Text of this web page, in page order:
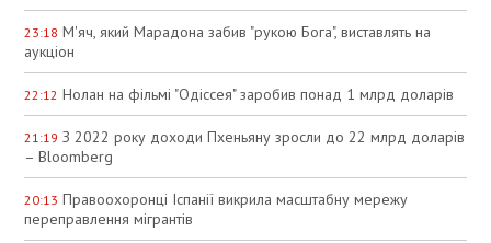
23:18 М'яч, який Марадона забив "рукою Бога", виставлять на
аукціон
22:12 Нолан на фільмі "Одіссея" заробив понад 1 млрд доларів
21:19 З 2022 року доходи Пхеньяну зросли до 22 млрд доларів
– Bloomberg
20:13 Правоохоронці Іспанії викрила масштабну мережу
переправлення мігрантів